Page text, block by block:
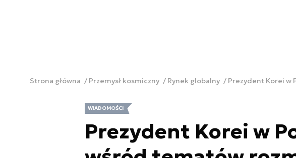
Strona główna Przemysł kosmiczny Rynek globalny Prezydent Korei w
WIADOMOŚCI
Prezydent Korei w